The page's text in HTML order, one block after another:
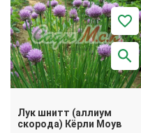
Лук шнитт (аллиум
скорода) Кёрли Моув